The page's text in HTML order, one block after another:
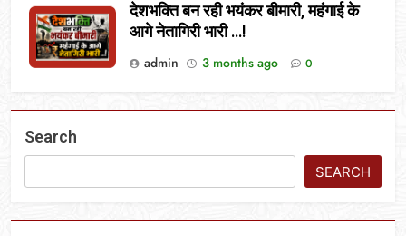
देशभक्ति बन रही भयंकर बीमारी, महंगाई के
आगे नेतागिरी भारी …!
admin
3 months ago 0
Search
SEARCH